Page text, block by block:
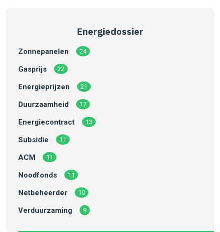
Energiedossier
Zonnepanelen 24
Gasprijs 22
Energieprijzen 21
Duurzaamheid 17
Energiecontract 13
Subsidie 11
ACM 11
Noodfonds 11
Netbeheerder 10
Verduurzaming 9